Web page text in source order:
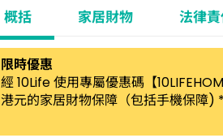
概括 家居財物 法律
限時優惠
經 10Life 使用專屬優惠碼【
港元的家居財物保障（包括手機保障) *